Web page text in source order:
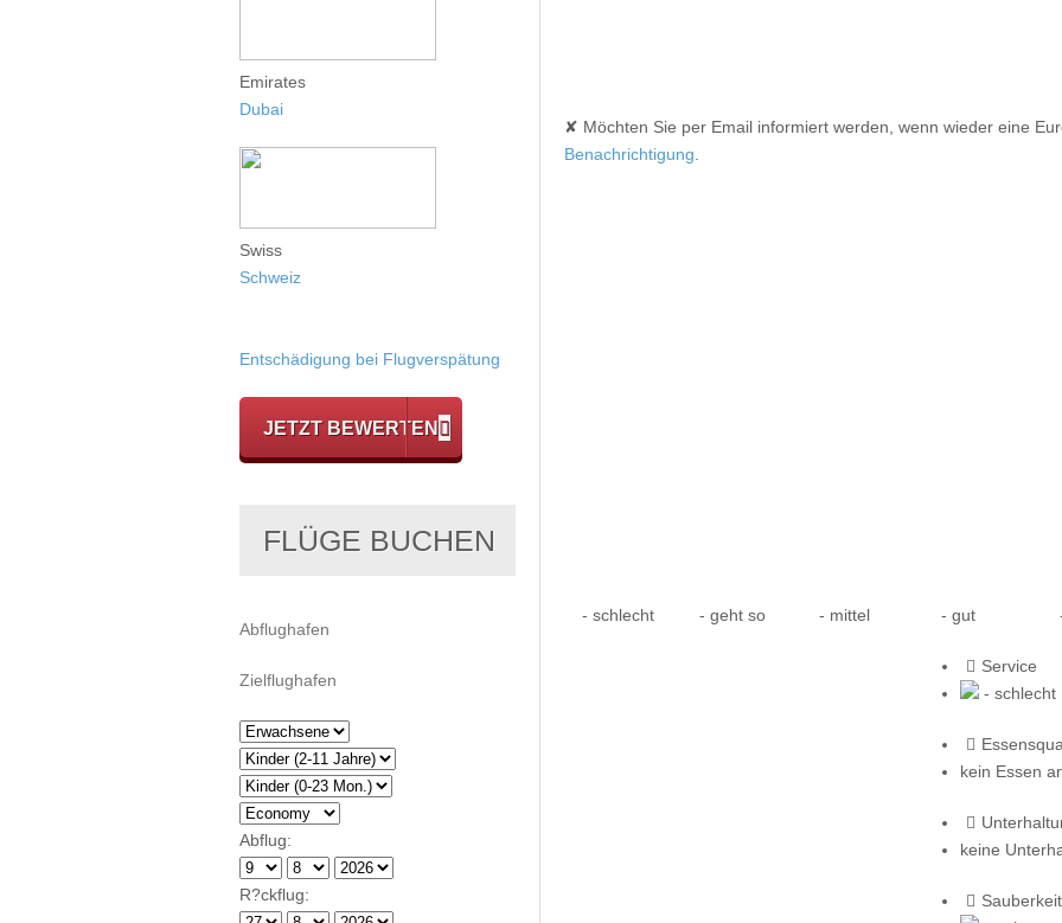
✘ Möchten Sie per Email informiert werden, wenn wieder eine
Benachrichtigung
- schlecht - geht so - mittel - gut
Service
- schlecht
kein Essen
keine
Sauberkeit
Emirates
Dubai
Swiss
Schweiz
Entschädigung bei Flugverspätung
JETZT BEWERTEN
FLÜGE BUCHEN
Abflug:
R?ckflug: